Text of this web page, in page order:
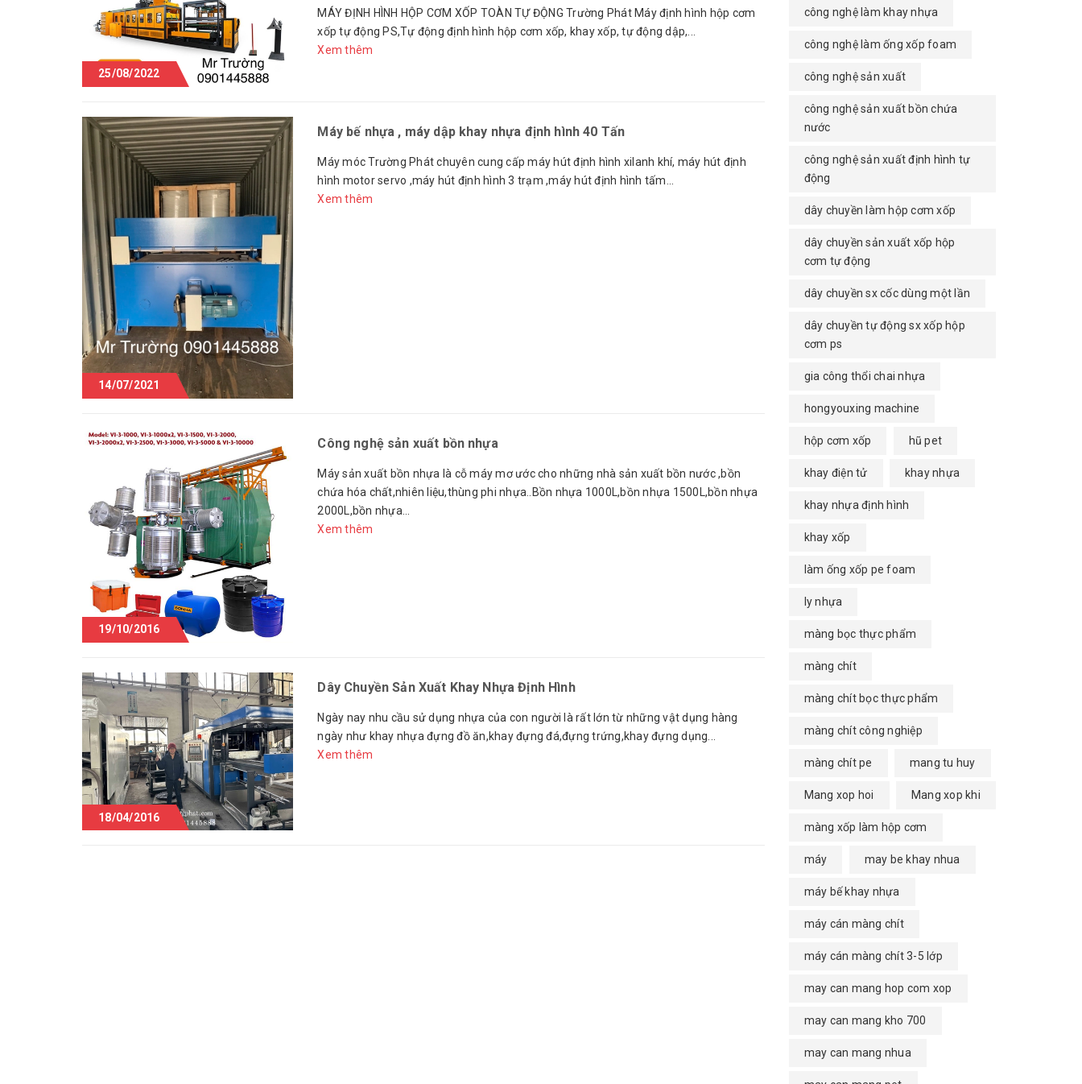
25/08/2022
MÁY ĐỊNH HÌNH HỘP CƠM XỐP TOÀN TỰ ĐỘNG Trường Phát Máy định hình hộp cơm
xốp tự động PS,Tự động định hình hộp cơm xốp, khay xốp, tự động dập,...
Xem thêm
14/07/2021
Máy bế nhựa , máy dập khay nhựa định hình 40 Tấn
Máy móc Trường Phát chuyên cung cấp máy hút định hình xilanh khí, máy hút định
hình motor servo ,máy hút định hình 3 trạm ,máy hút định hình tấm...
Xem thêm
19/10/2016
Công nghệ sản xuất bồn nhựa
Máy sản xuất bồn nhựa là cỗ máy mơ ước cho những nhà sản xuất bồn nước ,bồn
chứa hóa chất,nhiên liệu,thùng phi nhựa..Bồn nhựa 1000L,bồn nhựa 1500L,bồn nhựa
2000L,bồn nhựa...
Xem thêm
18/04/2016
Dây Chuyền Sản Xuất Khay Nhựa Định Hình
Ngày nay nhu cầu sử dụng nhựa của con người là rất lớn từ những vật dụng hàng
ngày như khay nhựa đựng đồ ăn,khay đựng đá,đựng trứng,khay đựng dụng...
Xem thêm
công nghệ làm khay nhựa
công nghệ làm ống xốp foam
công nghệ sản xuất
công nghệ sản xuất bồn chứa
nước
công nghệ sản xuất định hình tự
động
dây chuyền làm hộp cơm xốp
dây chuyền sản xuất xốp hộp
cơm tự động
dây chuyền sx cốc dùng một lần
dây chuyền tự động sx xốp hộp
cơm ps
gia công thổi chai nhựa
hongyouxing machine
hộp cơm xốp hũ pet
khay điện tử khay nhựa
khay nhựa định hình
khay xốp
làm ống xốp pe foam
ly nhựa
màng bọc thực phẩm
màng chít
màng chít bọc thực phẩm
màng chít công nghiệp
màng chít pe mang tu huy
Mang xop hoi Mang xop khi
màng xốp làm hộp cơm
máy may be khay nhua
máy bế khay nhựa
máy cán màng chít
máy cán màng chít 3-5 lớp
may can mang hop com xop
may can mang kho 700
may can mang nhua